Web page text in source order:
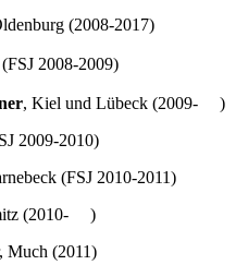
(2008-2017)
2008-2009)
, Kiel und Lübeck (2009- )
2009-2010)
(FSJ 2010-2011)
(2010- )
Much (2011)